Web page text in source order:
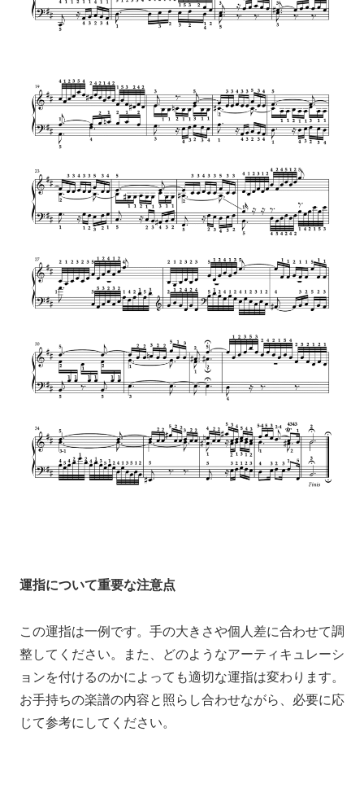
運指について重要な注意点
この運指は一例です。手の大きさや個人差に合わせて調
整してください。また、どのようなアーティキュレーシ
ョンを付けるのかによっても適切な運指は変わります。
お手持ちの楽譜の内容と照らし合わせながら、必要に応
じて参考にしてください。